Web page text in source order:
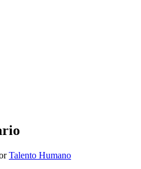
Talento Humano